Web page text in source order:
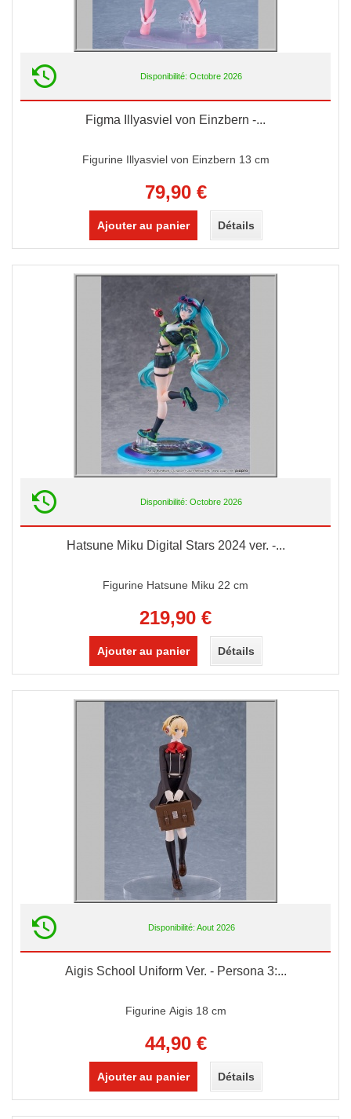
Disponibilité: Octobre 2026
Figma Illyasviel von Einzbern -...
Figurine Illyasviel von Einzbern 13 cm
79,90 €
Ajouter au panier Détails
Disponibilité: Octobre 2026
Hatsune Miku Digital Stars 2024 ver. -...
Figurine Hatsune Miku 22 cm
219,90 €
Ajouter au panier Détails
Disponibilité: Aout 2026
Aigis School Uniform Ver. - Persona 3:...
Figurine Aigis 18 cm
44,90 €
Ajouter au panier Détails